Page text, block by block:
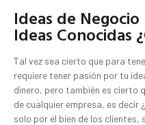
Ideas de
Ideas Conocidas
Tal vez sea cierto que para
requiere tener pasión por tu
dinero, pero también es cierto
de cualquier empresa, es decir
solo por el bien de los clientes,